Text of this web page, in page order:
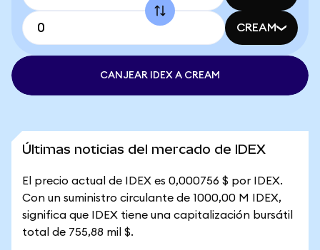
CREAM
CANJEAR IDEX A CREAM
Últimas noticias del mercado de IDEX
El precio actual de IDEX es 0,000756 $ por IDEX.
Con un suministro circulante de 1000,00 M IDEX,
significa que IDEX tiene una capitalización bursátil
total de 755,88 mil $.